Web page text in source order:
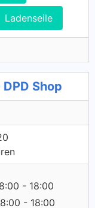
Ladenseile
Shop
- 18:00
- 18:00